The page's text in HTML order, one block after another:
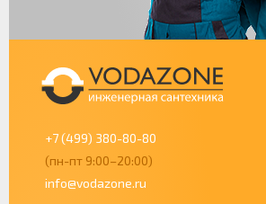
+7 (499) 380-80-80
(пн-пт 9:00–20:00)
info@vodazone.ru